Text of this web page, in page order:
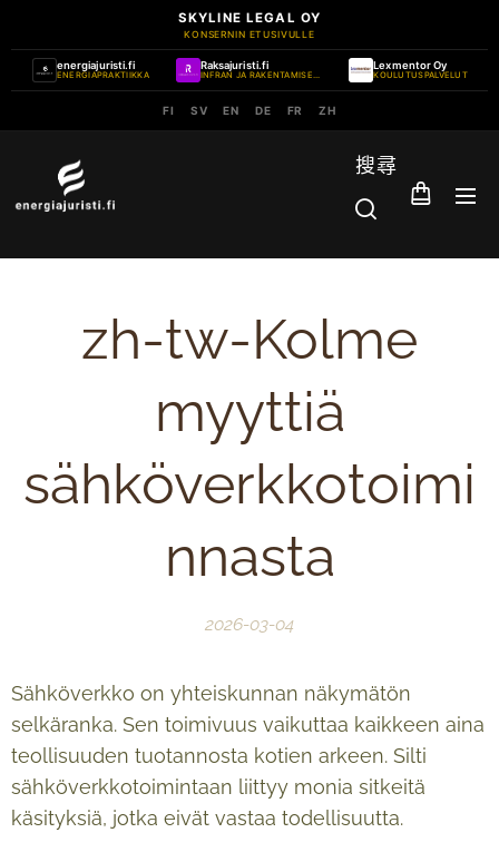
SKYLINE LEGAL OY
KONSERNIN ETUSIVULLE
energiajuristi.fi
ENERGIAPRAKTIIKKA
Raksajuristi.fi
INFRAN JA RAKENTAMISEN PRAKTIIKKA
Lexmentor Oy
KOULUTUSPALVELUT
FI SV EN DE FR ZH
搜尋
zh-tw-Kolme
myyttiä
sähköverkkotoimi
nnasta
2026-03-04
Sähköverkko on yhteiskunnan näkymätön
selkäranka. Sen toimivuus vaikuttaa kaikkeen aina
teollisuuden tuotannosta kotien arkeen. Silti
sähköverkkotoimintaan liittyy monia sitkeitä
käsityksiä, jotka eivät vastaa todellisuutta.